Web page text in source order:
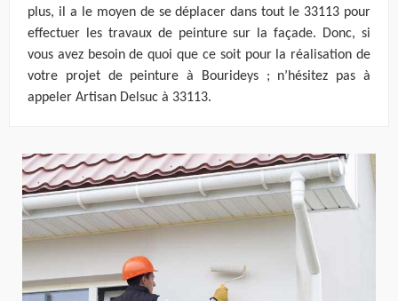
plus, il a le moyen de se déplacer dans tout le 33113 pour
effectuer les travaux de peinture sur la façade. Donc, si
vous avez besoin de quoi que ce soit pour la réalisation de
votre projet de peinture à Bourideys ; n’hésitez pas à
appeler Artisan Delsuc à 33113.